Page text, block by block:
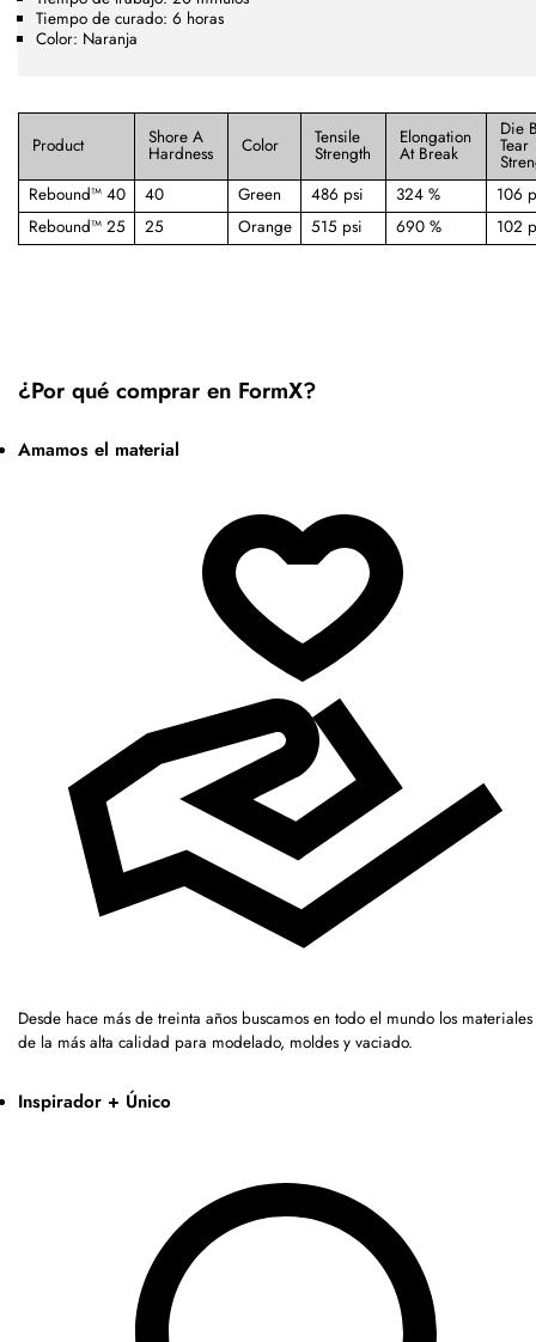
Tiempo de curado: 6 horas
Color: Naranja
Product Shore A
Hardness Color Tensile
Strength
Elongation
At Break
Die
Tear
Rebound™ 40
40 Green 486 psi 324 %
106
Rebound™ 25
25 Orange 515 psi 690 % 102
¿Por qué comprar en FormX?
Amamos el material
Desde hace más de treinta años buscamos en todo el mundo los materiales
de la más alta calidad para modelado, moldes y vaciado.
Inspirador + Único